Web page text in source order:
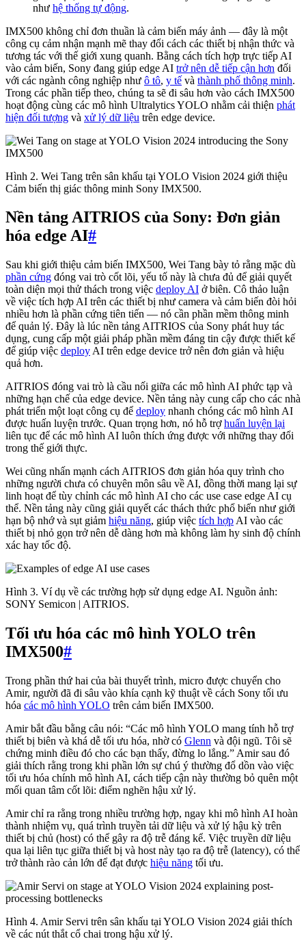
như hệ thống tự động.
IMX500 không chỉ đơn thuần là cảm biến máy ảnh — đây là một
công cụ cảm nhận mạnh mẽ thay đổi cách các thiết bị nhận thức và
tương tác với thế giới xung quanh. Bằng cách tích hợp trực tiếp AI
vào cảm biến, Sony đang giúp edge AI trở nên dễ tiếp cận hơn đối
với các ngành công nghiệp như ô tô, y tế và thành phố thông minh.
Trong các phần tiếp theo, chúng ta sẽ đi sâu hơn vào cách IMX500
hoạt động cùng các mô hình Ultralytics YOLO nhằm cải thiện phát
hiện đối tượng và xử lý dữ liệu trên edge device.
Hình 2. Wei Tang trên sân khấu tại YOLO Vision 2024 giới thiệu
Cảm biến thị giác thông minh Sony IMX500.
Nền tảng AITRIOS của Sony: Đơn giản
hóa edge AI#
Sau khi giới thiệu cảm biến IMX500, Wei Tang bày tỏ rằng mặc dù
phần cứng đóng vai trò cốt lõi, yếu tố này là chưa đủ để giải quyết
toàn diện mọi thử thách trong việc deploy AI ở biên. Cô thảo luận
về việc tích hợp AI trên các thiết bị như camera và cảm biến đòi hỏi
nhiều hơn là phần cứng tiên tiến — nó cần phần mềm thông minh
để quản lý. Đây là lúc nền tảng AITRIOS của Sony phát huy tác
dụng, cung cấp một giải pháp phần mềm đáng tin cậy được thiết kế
để giúp việc deploy AI trên edge device trở nên đơn giản và hiệu
quả hơn.
AITRIOS đóng vai trò là cầu nối giữa các mô hình AI phức tạp và
những hạn chế của edge device. Nền tảng này cung cấp cho các nhà
phát triển một loạt công cụ để deploy nhanh chóng các mô hình AI
được huấn luyện trước. Quan trọng hơn, nó hỗ trợhuấn luyện lại
liên tục để các mô hình AI luôn thích ứng được với những thay đổi
trong thế giới thực.
Wei cũng nhấn mạnh cách AITRIOS đơn giản hóa quy trình cho
những người chưa có chuyên môn sâu về AI, đồng thời mang lại sự
linh hoạt để tùy chỉnh các mô hình AI cho các use case edge AI cụ
thể. Nền tảng này cũng giải quyết các thách thức phổ biến như giới
hạn bộ nhớ và sụt giảm hiệu năng, giúp việc tích hợp AI vào các
thiết bị nhỏ gọn trở nên dễ dàng hơn mà không làm hy sinh độ chính
xác hay tốc độ.
Hình 3. Ví dụ về các trường hợp sử dụng edge AI. Nguồn ảnh:
SONY Semicon | AITRIOS.
Tối ưu hóa các mô hình YOLO trên
IMX500#
Trong phần thứ hai của bài thuyết trình, micro được chuyển cho
Amir, người đã đi sâu vào khía cạnh kỹ thuật về cách Sony tối ưu
hóa các mô hình YOLO trên cảm biến IMX500.
Amir bắt đầu bằng câu nói: “Các mô hình YOLO mang tính hỗ trợ
thiết bị biên và khá dễ tối ưu hóa, nhờ có Glenn và đội ngũ. Tôi sẽ
chứng minh điều đó cho các bạn thấy, đừng lo lắng.” Amir sau đó
giải thích rằng trong khi phần lớn sự chú ý thường đổ dồn vào việc
tối ưu hóa chính mô hình AI, cách tiếp cận này thường bỏ quên một
mối quan tâm cốt lõi: điểm nghẽn hậu xử lý.
Amir chỉ ra rằng trong nhiều trường hợp, ngay khi mô hình AI hoàn
thành nhiệm vụ, quá trình truyền tải dữ liệu và xử lý hậu kỳ trên
thiết bị chủ (host) có thể gây ra độ trễ đáng kể. Việc truyền dữ liệu
qua lại liên tục giữa thiết bị và host này tạo ra độ trễ (latency), có thể
trở thành rào cản lớn để đạt được hiệu năng tối ưu.
Hình 4. Amir Servi trên sân khấu tại YOLO Vision 2024 giải thích
về các nút thắt cổ chai trong hậu xử lý.